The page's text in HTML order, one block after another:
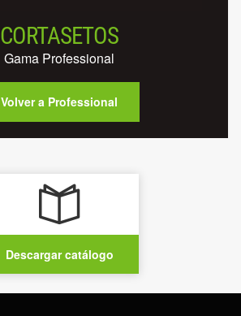
CORTASETOS
Gama Professional
Volver a Professional
Descargar catálogo